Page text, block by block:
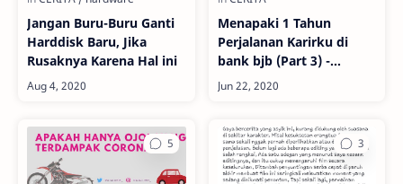
Jangan Buru-Buru Ganti
Harddisk Baru, Jika
Rusaknya Karena Hal ini
Menapaki 1 Tahun
Perjalanan Karirku di
bank bjb (Part 3) -
SELESAI